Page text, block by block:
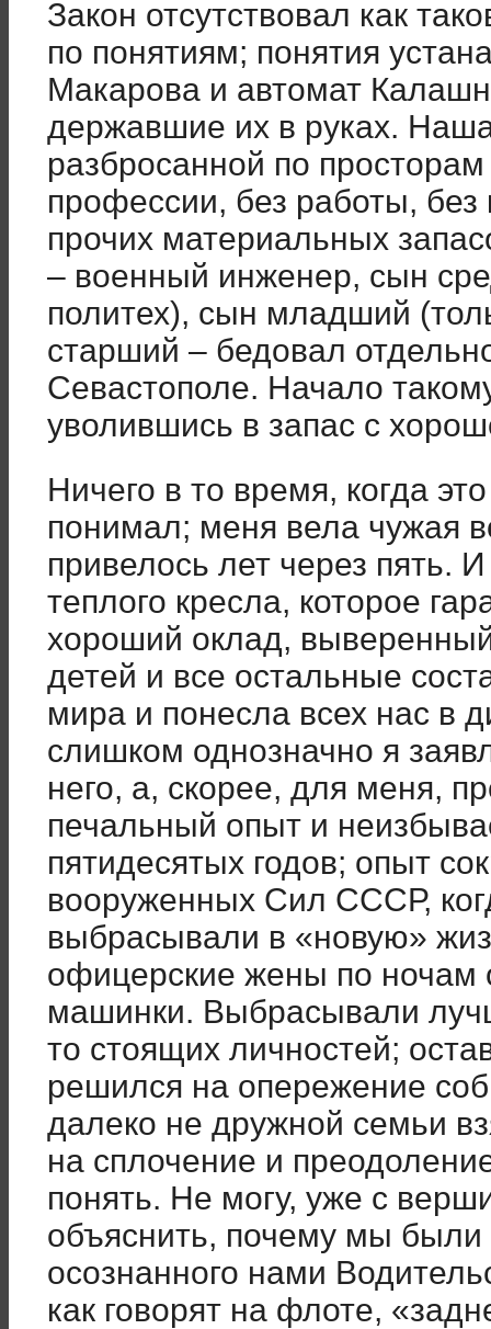
Закон отсутствовал как
по понятиям; понятия
Макарова и автомат
державшие их в руках.
разбросанной по
профессии, без работы,
прочих материальных
– военный инженер, сын
политех), сын младший
старший – бедовал
Севастополе. Начало
уволившись в запас с
Ничего в то время, когда
понимал; меня вела чужая
привелось лет через пять.
теплого кресла, которое
хороший оклад,
детей и все остальные
мира и понесла всех нас в
слишком однозначно я
него, а, скорее, для меня,
печальный опыт и
пятидесятых годов; опыт
вооруженных Сил СССР,
выбрасывали в «новую»
офицерские жены по
машинки. Выбрасывали
то стоящих личностей;
решился на опережение
далеко не дружной семьи
на сплочение и
понять. Не могу, уже с
объяснить, почему мы
осознанного нами
как говорят на флоте,